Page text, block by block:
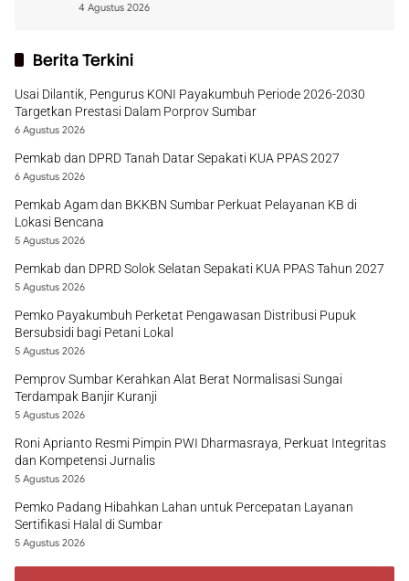
4 Agustus 2026
Berita Terkini
Usai Dilantik, Pengurus KONI Payakumbuh Periode 2026-2030
Targetkan Prestasi Dalam Porprov Sumbar
6 Agustus 2026
Pemkab dan DPRD Tanah Datar Sepakati KUA PPAS 2027
6 Agustus 2026
Pemkab Agam dan BKKBN Sumbar Perkuat Pelayanan KB di
Lokasi Bencana
5 Agustus 2026
Pemkab dan DPRD Solok Selatan Sepakati KUA PPAS Tahun 2027
5 Agustus 2026
Pemko Payakumbuh Perketat Pengawasan Distribusi Pupuk
Bersubsidi bagi Petani Lokal
5 Agustus 2026
Pemprov Sumbar Kerahkan Alat Berat Normalisasi Sungai
Terdampak Banjir Kuranji
5 Agustus 2026
Roni Aprianto Resmi Pimpin PWI Dharmasraya, Perkuat Integritas
dan Kompetensi Jurnalis
5 Agustus 2026
Pemko Padang Hibahkan Lahan untuk Percepatan Layanan
Sertifikasi Halal di Sumbar
5 Agustus 2026